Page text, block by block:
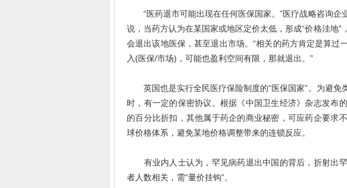
“医药退市可能出现在任何医保国家。”医疗战略咨询企
说，当药方认为在某国家或地区定价太低，形成“价格洼地
会退出该地医保，甚至退出市场。“相关的药方肯定是算过
入(医保/市场)，可能也盈利空间有限，那就退出。”
英国也是实行全民医疗保险制度的“医保国家”。为避免
时，有一定的保密协议。根据《中国卫生经济》杂志发布
的百分比折扣，其他属于药企的商业秘密，可应药企要求
球价格体系，避免某地价格调整带来的连锁反应。
有业内人士认为，罕见病药退出中国的背后，折射出
者人数相关，需“量价挂钩”。